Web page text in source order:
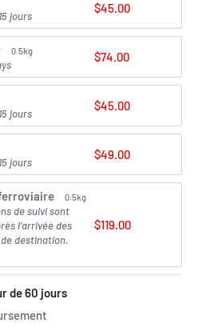
jours
$45.00
0.5kg $74.00
jours
$45.00
jours
$49.00
0.5kg
de suivi sont
l'arrivée des
destination.
$119.00
de 60 jours